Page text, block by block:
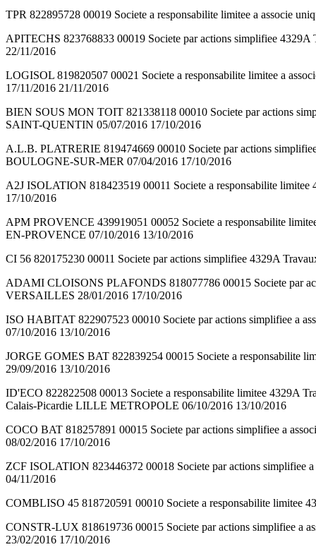
TPR 822895728 00019 Societe a responsabilite limitee a associe
APITECHS 823768833 00019 Societe par actions simplifiee
22/11/2016
LOGISOL 819820507 00021 Societe a responsabilite limitee a
17/11/2016 21/11/2016
BIEN SOUS MON TOIT 821338118 00010 Societe par actions
SAINT-QUENTIN 05/07/2016 17/10/2016
A.L.B. PLATRERIE 819474669 00010 Societe par actions
BOULOGNE-SUR-MER 07/04/2016 17/10/2016
A2J ISOLATION 818423519 00011 Societe a responsabilite
17/10/2016
APM PROVENCE 439919051 00052 Societe a responsabilite
EN-PROVENCE 07/10/2016 13/10/2016
CI 56 820175230 00011 Societe par actions simplifiee 4329A
ADAMI CLOISONS PLAFONDS 818077786 00015 Societe par
VERSAILLES 28/01/2016 17/10/2016
ISO HABITAT 822907523 00010 Societe par actions simplifiee a
07/10/2016 13/10/2016
JORGE GOMES BAT 822839254 00015 Societe a responsabilite
29/09/2016 13/10/2016
ID'ECO 822822508 00013 Societe a responsabilite limitee
Calais-Picardie LILLE METROPOLE 06/10/2016 13/10/2016
COCO BAT 818257891 00015 Societe par actions simplifiee a
08/02/2016 17/10/2016
ZCF ISOLATION 823446372 00018 Societe par actions
04/11/2016
COMBLISO 45 818720591 00010 Societe a responsabilite
CONSTR-LUX 818619736 00015 Societe par actions simplifiee a
23/02/2016 17/10/2016